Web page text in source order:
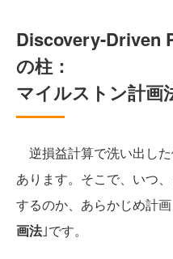
Discovery-Driven
の柱：
マイルストン計画
逆損益計算で洗い出し
あります。そこで、いつ
するのか、あらかじめ計
画法｣です。